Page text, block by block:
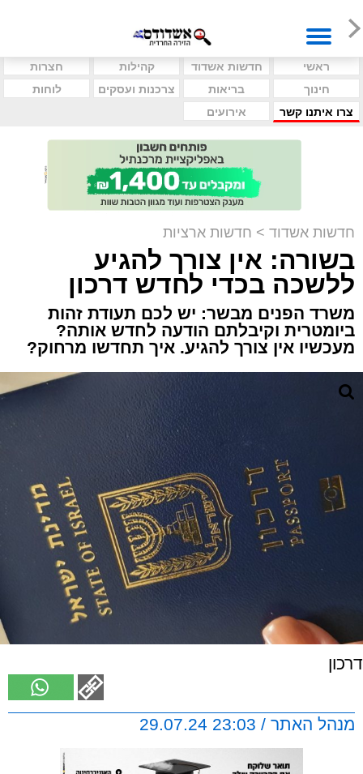
ראשי חדשות אשדוד קהילות
חצרות
חינוך
בריאות צרכנות ועסקים
לוחות
צרו איתנו קשר
אירועים
חדשות אשדוד > חדשות ארציות
בשורה: אין צורך להגיע
ללשכה בכדי לחדש דרכון
משרד הפנים מבשר: יש לכם תעודת זהות
ביומטרית וקיבלתם הודעה לחדש אותה?
מעכשיו אין צורך להגיע. איך תחדשו מרחוק?
דרכון
מנהל האתר / 23:03 29.07.24